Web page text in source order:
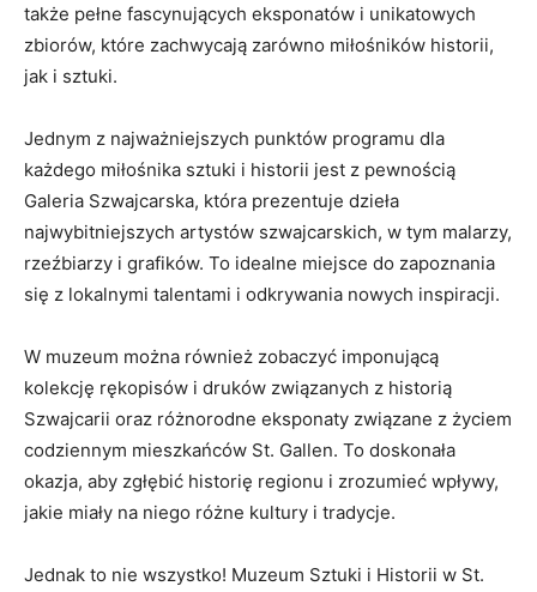
także pełne fascynujących eksponatów i unikatowych
zbiorów, które zachwycają zarówno miłośników historii,
jak i sztuki.
Jednym z najważniejszych punktów programu dla
każdego miłośnika sztuki i historii jest z pewnością
Galeria Szwajcarska, która prezentuje dzieła
najwybitniejszych artystów szwajcarskich, w tym malarzy,
rzeźbiarzy i grafików. To idealne miejsce do zapoznania
się z lokalnymi talentami i odkrywania nowych inspiracji.
W muzeum można również zobaczyć imponującą
kolekcję rękopisów i druków związanych z historią
Szwajcarii oraz różnorodne eksponaty związane z życiem
codziennym mieszkańców St. Gallen. To doskonała
okazja, aby zgłębić historię regionu i zrozumieć wpływy,
jakie miały na niego różne kultury i tradycje.
Jednak to nie wszystko! Muzeum Sztuki i Historii w St.